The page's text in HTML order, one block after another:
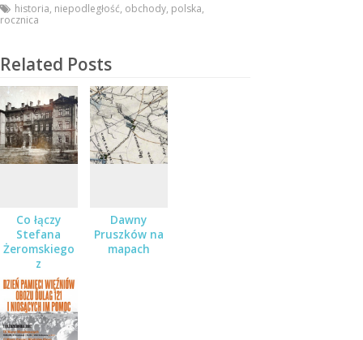
historia, niepodległość, obchody, polska,
rocznica
Related Posts
Co łączy
Stefana
Żeromskiego
z
Pruszkowem?
Dawny
Pruszków na
mapach